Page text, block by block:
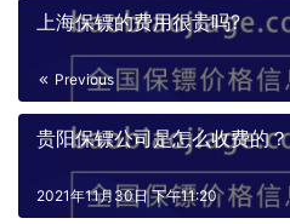
上海保镖的费用很贵吗?
Previous
贵阳保镖公司是怎么收费的？
2021年11月30日 下午11:20